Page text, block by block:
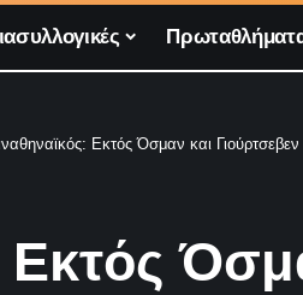
Εκτός Όσμαν και